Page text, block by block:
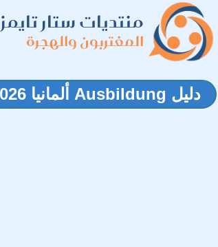
منتديات ستار تايمز
المغتربون والهجرة
‫دليل Ausbildung ألمانيا 2026 المحدث بشروط اللغة والرواتب الشهرية وطريقة التقديم‬